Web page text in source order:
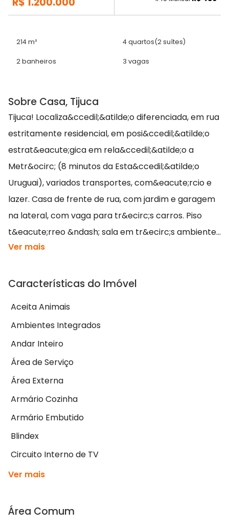
214 m² 4 quartos(2 suítes)
2 banheiros 3 vagas
Sobre Casa, Tijuca
Tijuca! Localiza&ccedil;&atilde;o diferenciada, em rua
estritamente residencial, em posi&ccedil;&atilde;o
estrat&eacute;gica em rela&ccedil;&atilde;o a
Metr&ocirc; (8 minutos da Esta&ccedil;&atilde;o
Uruguai), variados transportes, com&eacute;rcio e
lazer. Casa de frente de rua, com jardim e garagem
na lateral, com vaga para tr&ecirc;s carros. Piso
t&eacute;rreo &ndash; sala em tr&ecirc;s ambiente...
Ver mais
Características do Imóvel
Aceita Animais
Ambientes Integrados
Andar Inteiro
Área de Serviço
Área Externa
Armário Cozinha
Armário Embutido
Blindex
Circuito Interno de TV
Ver mais
Área Comum